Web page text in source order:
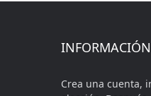
Crea una cuenta,